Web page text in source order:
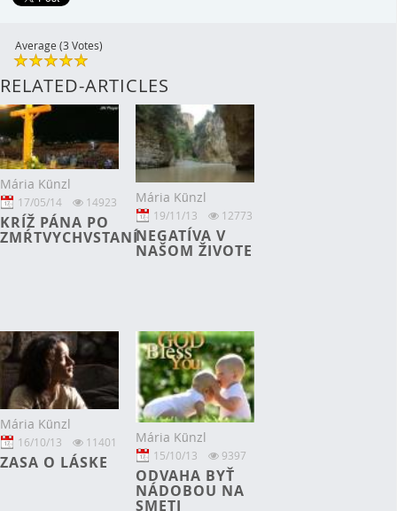
Average (3 Votes)
RELATED-ARTICLES
Mária Künzl
17/05/14 14923
KRÍŽ PÁNA PO
ZMŔTVYCHVSTANÍ
Mária Künzl
19/11/13 12773
NEGATÍVA V
NAŠOM ŽIVOTE
Mária Künzl
16/10/13 11401
ZASA O LÁSKE
Mária Künzl
15/10/13 9397
ODVAHA BYŤ
NÁDOBOU NA
SMETI